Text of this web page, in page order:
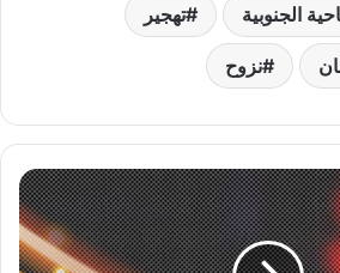
الجنوبية تهجير
نزوح